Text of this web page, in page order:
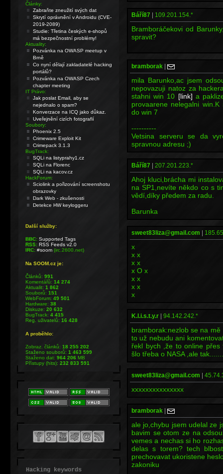
Báří87 109.201.154.*
Bramboráčekovi od
spravit?
bramborak
mila Barunko,ac jsem
nepovazuji natoz za
stahni win 10 [link] a
provaarene nelegalni
do win 7
----------
Vetsina serveru se da
spravnou adresu ;)
Báří87 207.201.223.*
Ahoj kluci,brácha mi
na SP1,nevíte někdo co s
vědí,díky předem za radu.
Barunka
sweet83liza@gmail.com
x
x x
x x
x O x
x x
x x
x
K.l.i.s.t.y.r 94.142.242.*
bramborak:nezlob se na
to už nebudu ani
řekl bych ,že to online
šlo třeba o NASA ,ale
sweet83liza@gmail.com
xxxxxxxxxxxxxxx
bramborak
ale jo,chybu jsem udelal ze
bavim se otom ze na
vemes a nechas si ho
delas s torem? tech
prechovavat ukoristene
zakoniku
Články:
Zabraňte zneužití svých dat
Skrytí oprávnění v Androidu (CVE-
2019-2089)
Studie: Třetina českých e-shopů
má bezpečnostní problémy!
Aktuality:
Pozvánka na OWASP meetup v
Brně
Co nyní dělají zakladatelé hacking
portálů?
Pozvánka na OWASP Czech
chapter meeting
IT Právo:
Jak poslat Email, aby se
nejednalo o spam?
Konverzace na ICQ jako důkaz.
Uveřejnění cizích fotografií
Soubory:
Phoenix 2.5
Crimeware Exploit Kit
Crimepack 3.1.3
BugTrack:
SQLi na listyprahy1.cz
SQLi na Florenc
SQLi na kacov.cz
HackForum:
Sciolink a pořizování screenshotu
obrazovky
Dark Web - zkušenosti
Detekce HW keyloggeru
Další služby:
BBC: Supported Tags
RSS: RSS Feeds v2.0
IRC: #soom(irc.2600.net)
Na SOOM.cz je:
Článků:991
Komentářů:14 274
Aktualit:1 862
Souborů:151
WebForum:49 501
Hardware:38
Diskuze:20 632
BugTrack:4 415
Reg. uživatelů:16 428
A proběhlo:
Zobraz. článků:18 255 202
Staženo souborů:1 463 599
Staženo dat:964 206MB
Přístupy (hits):232 833 591
Hacking keywords